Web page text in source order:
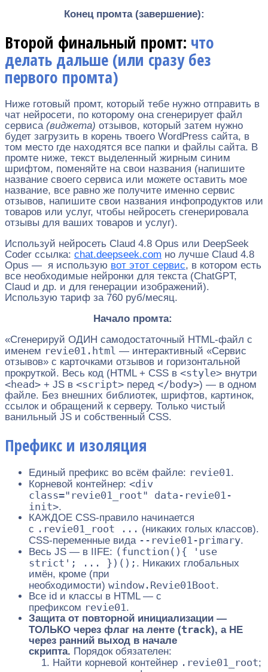
Конец промта (завершение):
Второй финальный промт: что
делать дальше (или сразу без
первого промта)
Ниже готовый промт, который тебе нужно отправить в
чат нейросети, по которому она сгенерирует файл
сервиса (виджета) отзывов, который затем нужно
будет загрузить в корень твоего WordPress сайта, в
том место где находятся все папки и файлы сайта. В
промте ниже, текст выделенный жирным синим
шрифтом, поменяйте на свои названия (напишите
название своего сервиса или можете оставить мое
название, все равно же получите именно сервис
отзывов, напишите свои названия инфопродуктов или
товаров или услуг, чтобы нейросеть сгенерировала
отзывы для ваших товаров и услуг).
Используй нейросеть Claud 4.8 Opus или DeepSeek
Coder ссылка: chat.deepseek.com но лучше Claud 4.8
Opus — я использую вот этот сервис, в котором есть
все необходимые нейронки для текста (ChatGPT,
Claud и др. и для генерации изображений).
Использую тариф за 760 руб/месяц.
Начало промта:
«Сгенерируй ОДИН самодостаточный HTML-файл с
именем revie01.html — интерактивный «Сервис
отзывов» с карточками отзывов и горизонтальной
прокруткой. Весь код (HTML + CSS в <style> внутри
<head> + JS в <script> перед </body>) — в одном
файле. Без внешних библиотек, шрифтов, картинок,
ссылок и обращений к серверу. Только чистый
ванильный JS и собственный CSS.
Префикс и изоляция
Единый префикс во всём файле: revie01.
Корневой контейнер: <div
class="revie01_root" data-revie01-
init>.
КАЖДОЕ CSS-правило начинается
с .revie01_root ... (никаких голых классов).
CSS-переменные вида --revie01-primary.
Весь JS — в IIFE: (function(){ 'use
strict'; ... })(); . Никаких глобальных
имён, кроме (при
необходимости) window.Revie01Boot.
Все id и классы в HTML — с
префиксом revie01.
Защита от повторной инициализации —
ТОЛЬКО через флаг на ленте (track), а НЕ
через ранний выход в начале
скрипта. Порядок обязателен:
Найти корневой контейнер .revie01_root;